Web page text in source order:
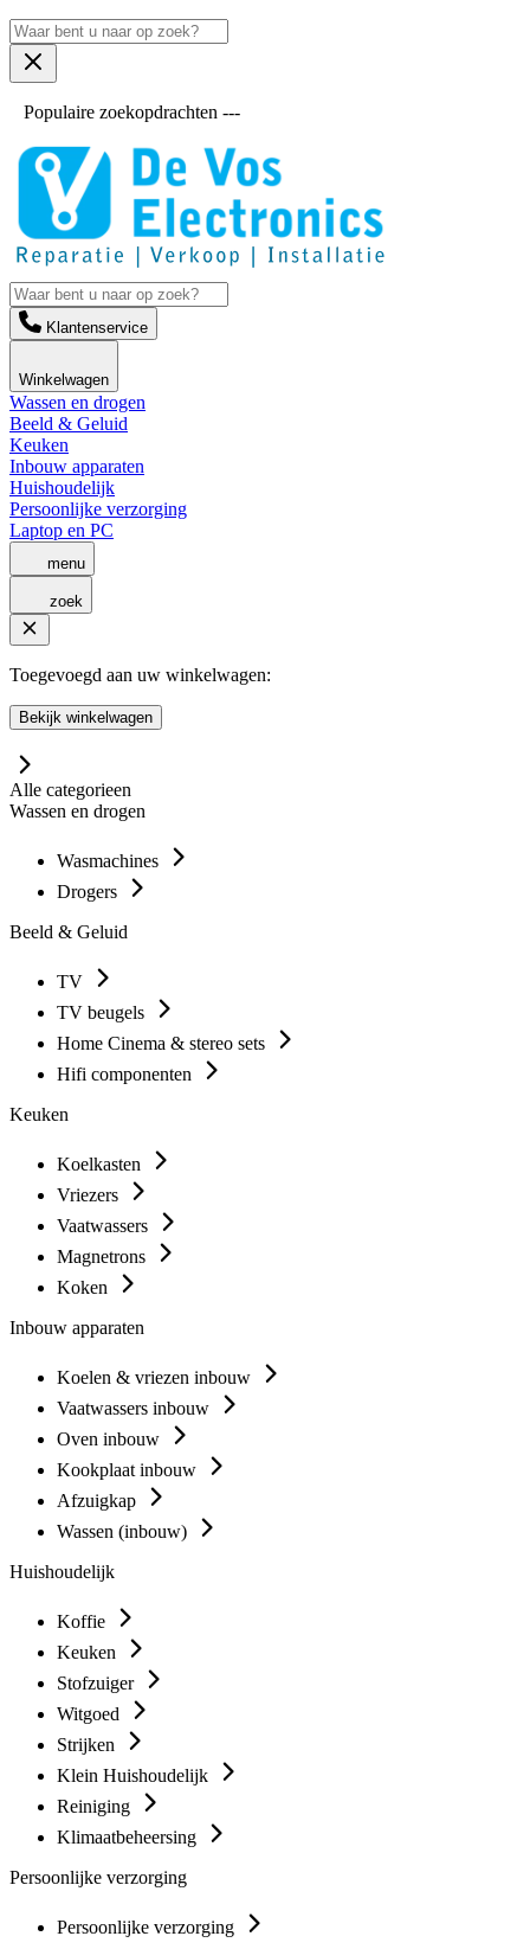
Populaire zoekopdrachten ---
Klantenservice
Winkelwagen
Wassen en drogen
Beeld & Geluid
Keuken
Inbouw apparaten
Huishoudelijk
Persoonlijke verzorging
Laptop en PC
menu
zoek
Toegevoegd aan uw winkelwagen:
Bekijk winkelwagen
Alle categorieen
Wassen en drogen
Wasmachines
Drogers
Beeld & Geluid
TV
TV beugels
Home Cinema & stereo sets
Hifi componenten
Keuken
Koelkasten
Vriezers
Vaatwassers
Magnetrons
Koken
Inbouw apparaten
Koelen & vriezen inbouw
Vaatwassers inbouw
Oven inbouw
Kookplaat inbouw
Afzuigkap
Wassen (inbouw)
Huishoudelijk
Koffie
Keuken
Stofzuiger
Witgoed
Strijken
Klein Huishoudelijk
Reiniging
Klimaatbeheersing
Persoonlijke verzorging
Persoonlijke verzorging